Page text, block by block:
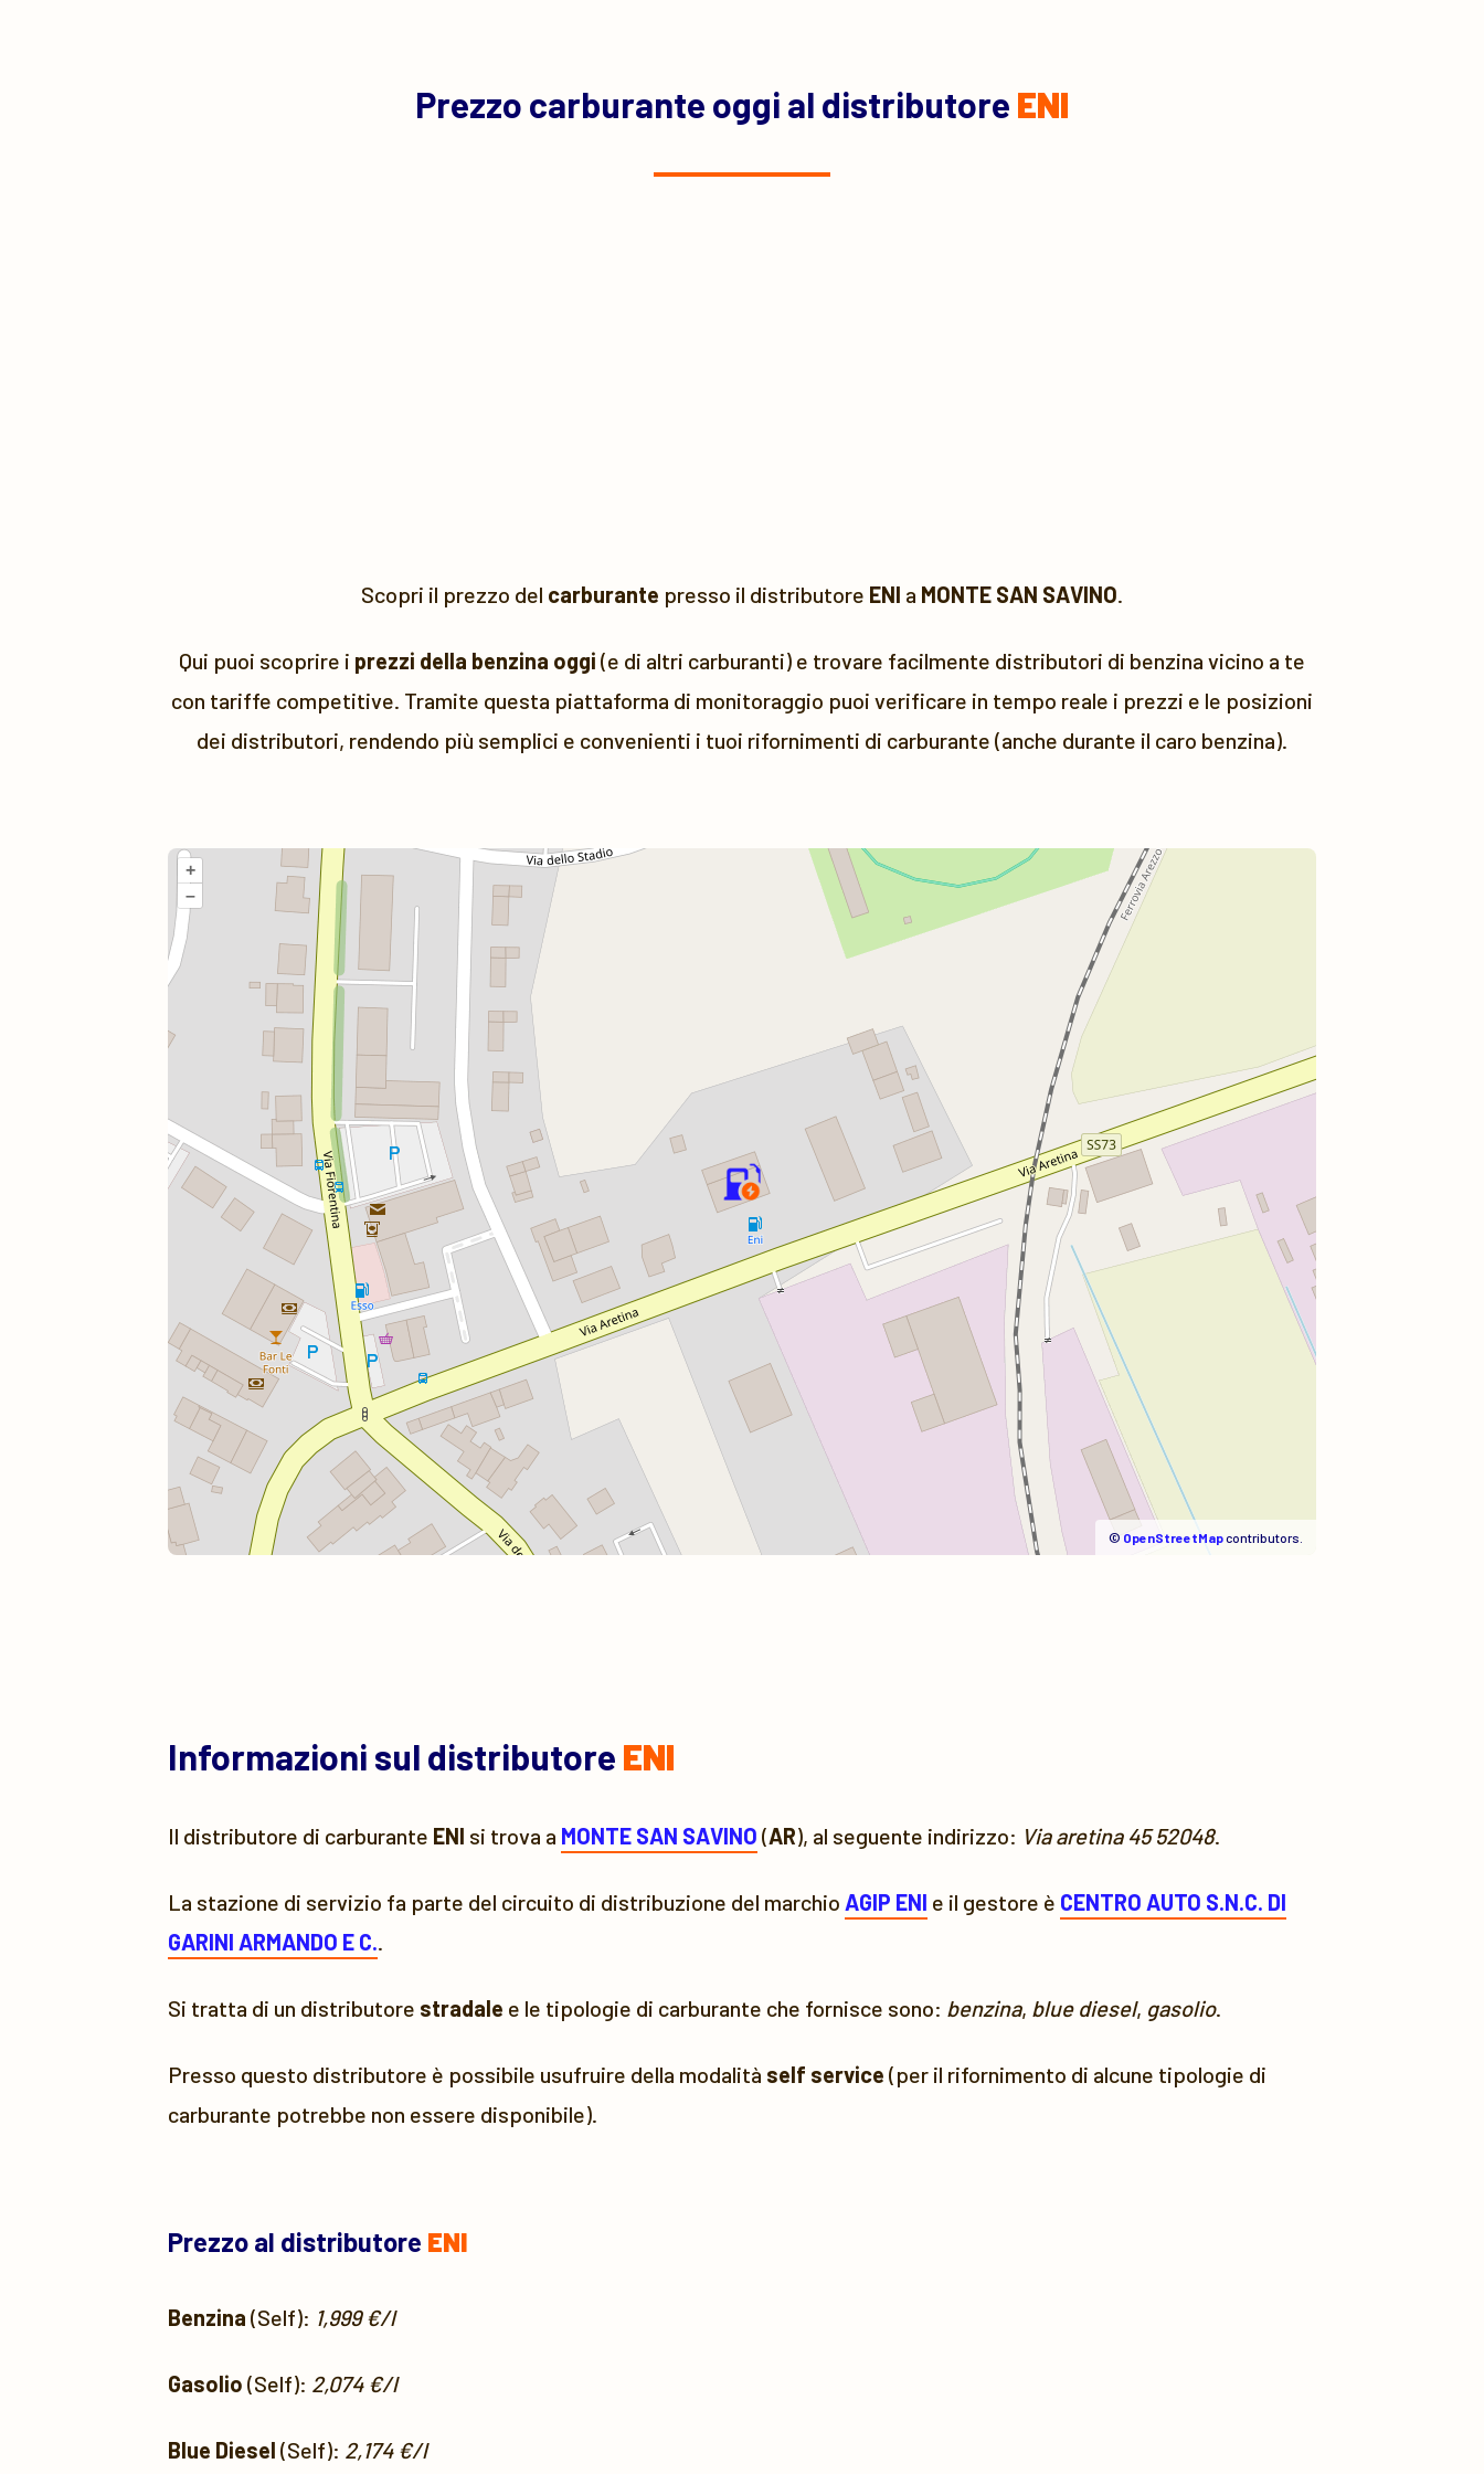
Prezzo carburante oggi al distributore ENI
Scopri il prezzo del carburante presso il distributore ENI a MONTE SAN SAVINO.
Qui puoi scoprire i prezzi della benzina oggi (e di altri carburanti) e trovare facilmente distributori di benzina vicino a te
con tariffe competitive. Tramite questa piattaforma di monitoraggio puoi verificare in tempo reale i prezzi e le posizioni
dei distributori, rendendo più semplici e convenienti i tuoi rifornimenti di carburante (anche durante il caro benzina).
+
–
© OpenStreetMapcontributors.
Informazioni sul distributore ENI
Il distributore di carburante ENI si trova a MONTE SAN SAVINO (AR), al seguente indirizzo: Via aretina 45 52048.
La stazione di servizio fa parte del circuito di distribuzione del marchio AGIP ENI e il gestore è CENTRO AUTO S.N.C. DI
GARINI ARMANDO E C..
Si tratta di un distributore stradale e le tipologie di carburante che fornisce sono: benzina, blue diesel, gasolio.
Presso questo distributore è possibile usufruire della modalità self service (per il rifornimento di alcune tipologie di
carburante potrebbe non essere disponibile).
Prezzo al distributore ENI
Benzina (Self): 1,999 €/l
Gasolio (Self): 2,074 €/l
Blue Diesel (Self): 2,174 €/l